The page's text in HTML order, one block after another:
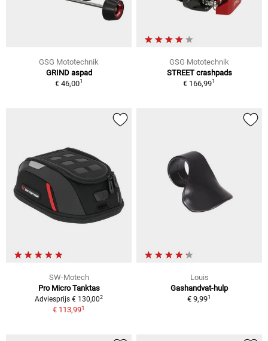
GSG Mototechnik
GRIND aspad
€ 46,001
GSG Mototechnik
STREET crashpads
€ 166,991
SW-Motech
Pro Micro Tanktas
Adviesprijs € 130,002
€ 113,991
Louis
Gashandvat-hulp
€ 9,991